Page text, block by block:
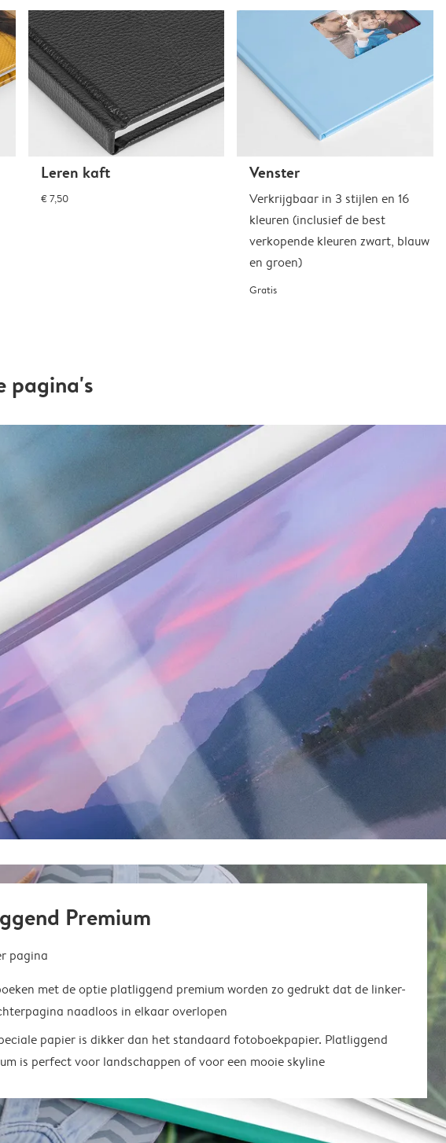
Leren kaft
€ 7,50
Venster
Verkrijgbaar in 3 stijlen en 16
kleuren (inclusief de best
verkopende kleuren zwart, blauw
en groen)
Gratis
pagina's
Premium
pagina
met de optie platliggend premium worden zo gedrukt dat de linker-
naadloos in elkaar overlopen
papier is dikker dan het standaard fotoboekpapier. Platliggend
is perfect voor landschappen of voor een mooie skyline